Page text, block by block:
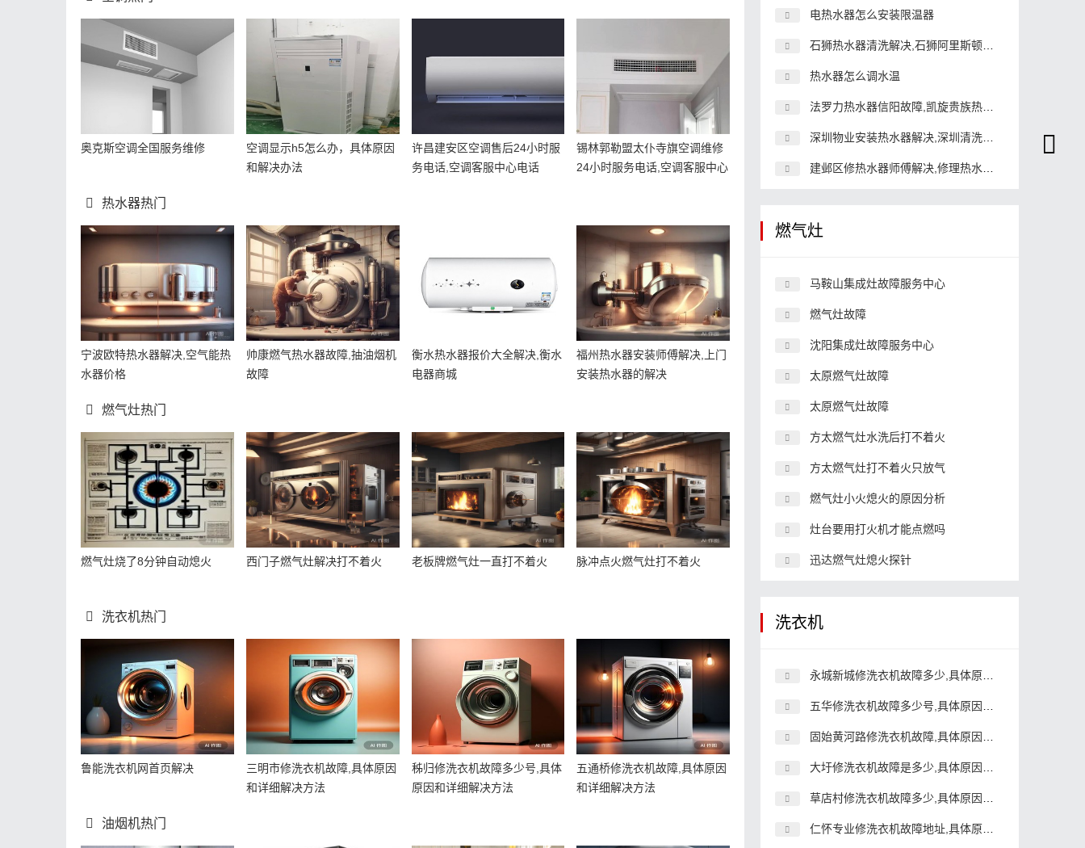
奥克斯空调全国服务维修
空调显示h5怎么办，具体原因
和解决办法
许昌建安区空调售后24小时服
务电话,空调客服中心电话
锡林郭勒盟太仆寺旗空调维修
24小时服务电话,空调客服中心
热水器热门
宁波欧特热水器解决,空气能热
水器价格
帅康燃气热水器故障,抽油烟机
故障
衡水热水器报价大全解决,衡水
电器商城
福州热水器安装师傅解决,上门
安装热水器的解决
燃气灶热门
燃气灶烧了8分钟自动熄火 西门子燃气灶解决打不着火 老板牌燃气灶一直打不着火 脉冲点火燃气灶打不着火
洗衣机热门
鲁能洗衣机网首页解决
三明市修洗衣机故障,具体原因
和详细解决方法
秭归修洗衣机故障多少号,具体
原因和详细解决方法
五通桥修洗衣机故障,具体原因
和详细解决方法
油烟机热门
电热水器怎么安装限温器
石狮热水器清洗解决,石狮阿里斯顿热水器
热水器怎么调水温
法罗力热水器信阳故障,凯旋贵族热水器故障
深圳物业安装热水器解决,深圳清洗热水器的维护
建邺区修热水器师傅解决,修理热水器大概需要多少费用
燃气灶
马鞍山集成灶故障服务中心
燃气灶故障
沈阳集成灶故障服务中心
太原燃气灶故障
太原燃气灶故障
方太燃气灶水洗后打不着火
方太燃气灶打不着火只放气
燃气灶小火熄火的原因分析
灶台要用打火机才能点燃吗
迅达燃气灶熄火探针
洗衣机
永城新城修洗衣机故障多少,具体原因和详细解决方法
五华修洗衣机故障多少号,具体原因和详细解决方法
固始黄河路修洗衣机故障,具体原因和详细解决方法
大圩修洗衣机故障是多少,具体原因和详细解决方法
草店村修洗衣机故障多少,具体原因和详细解决方法
仁怀专业修洗衣机故障地址,具体原因和详细解决方法